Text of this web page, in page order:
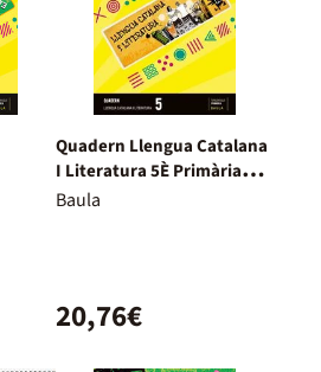
Quadern Llengua Catalana
I Literatura 5È Primària
Fanfest - Espiral
Baula
20,76€